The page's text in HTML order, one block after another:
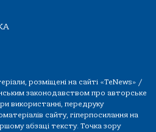
розміщені на сайті «TeNews» /
законодавством про авторське
використанні, передруку
сайту, гіперпосилання на
абзаці тексту. Точка зору